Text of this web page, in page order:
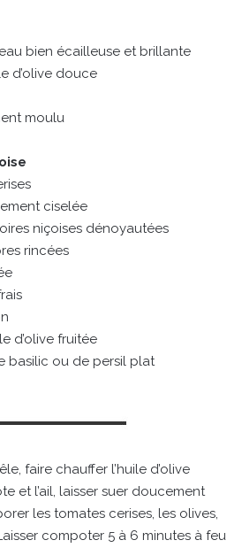
bien écailleuse et brillante
d’olive douce
moulu
ciselée
niçoises dénoyautées
rincées
d’olive fruitée
basilic ou de persil plat
faire chauffer l’huile d’olive
et l’ail, laisser suer doucement
les tomates cerises, les olives,
compoter 5 à 6 minutes à feu